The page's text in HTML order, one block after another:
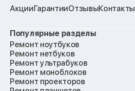
АкцииГарантииОтзывыКонтакты
Популярные разделы
Ремонт ноутбуков
Ремонт нетбуков
Ремонт ультрабуков
Ремонт моноблоков
Ремонт проекторов